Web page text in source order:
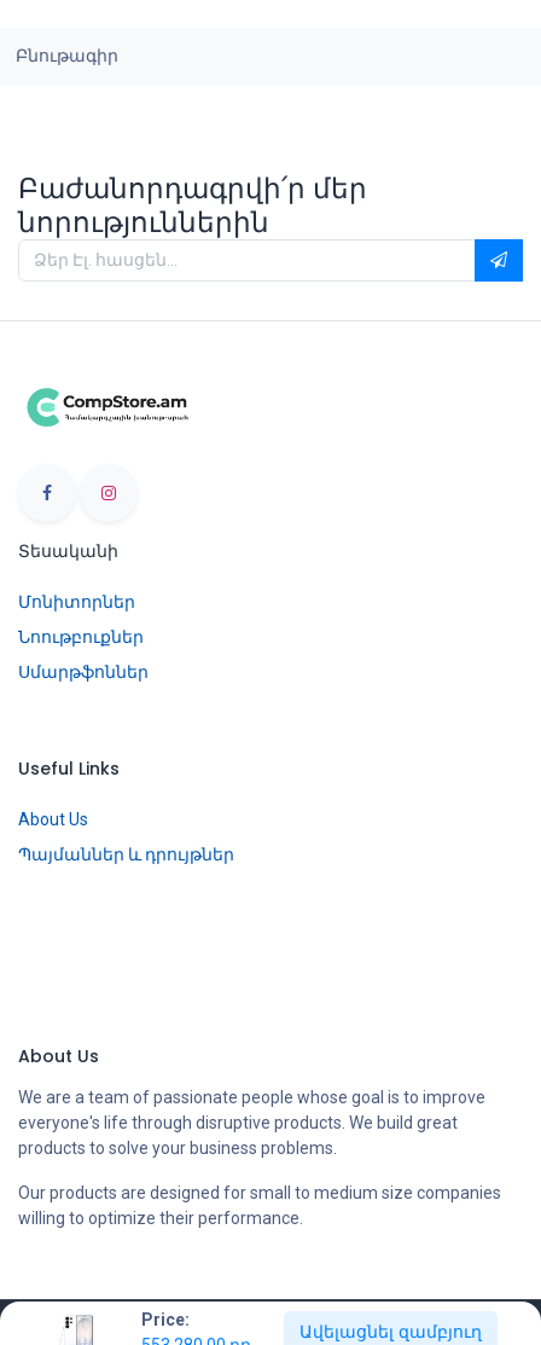
Price:
Ավելացնել զամբյուղ
Բնութագիր
Բաժանորդագրվի՛ր մեր
նորություններին
Տեսականի
Մոնիտորներ
Նոութբուքներ
Սմարթֆոններ
Useful Links
About Us
Պայմաններ և դրույթներ
About Us
We are a team of passionate people whose goal is to improve
everyone's life through disruptive products. We build great
products to solve your business problems.
Our products are designed for small to medium size companies
willing to optimize their performance.
Copyright © Compstore LLC